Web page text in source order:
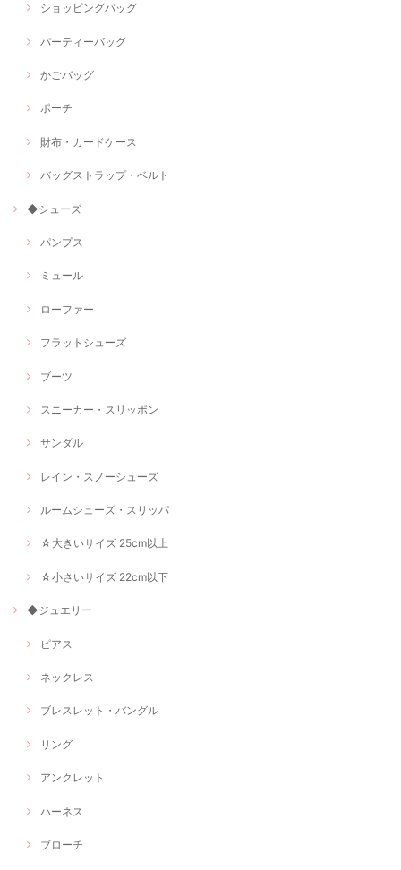
ショッピングバッグ
パーティーバッグ
かごバッグ
ポーチ
財布・カードケース
バッグストラップ・ベルト
◆シューズ
パンプス
ミュール
ローファー
フラットシューズ
ブーツ
スニーカー・スリッポン
サンダル
レイン・スノーシューズ
ルームシューズ・スリッパ
☆大きいサイズ 25cm以上
☆小さいサイズ 22cm以下
◆ジュエリー
ピアス
ネックレス
ブレスレット・バングル
リング
アンクレット
ハーネス
ブローチ